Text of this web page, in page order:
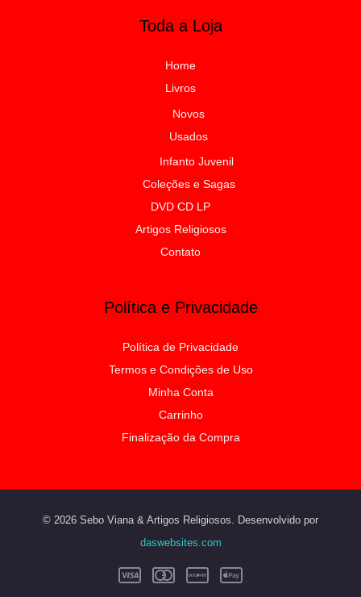
Toda a Loja
Home
Livros
Novos
Usados
Infanto Juvenil
Coleções e Sagas
DVD CD LP
Artigos Religiosos
Contato
Política e Privacidade
Política de Privacidade
Termos e Condições de Uso
Minha Conta
Carrinho
Finalização da Compra
© 2026 Sebo Viana & Artigos Religiosos. Desenvolvido por
daswebsites.com